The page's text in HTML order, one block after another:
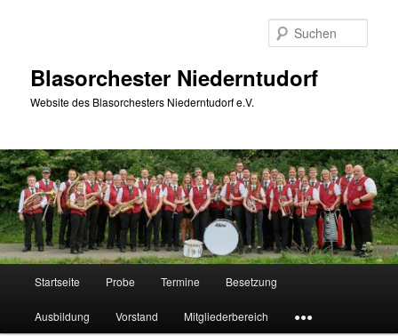
Blasorchester Niederntudorf
Website des Blasorchesters Niederntudorf e.V.
Startseite Probe Termine Besetzung
Ausbildung Vorstand Mitgliederbereich ●●●